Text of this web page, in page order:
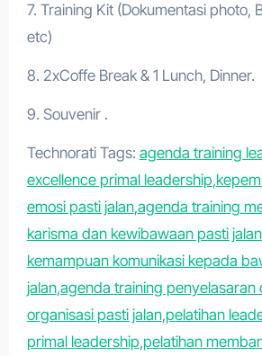
7. Training Kit (Dokumentasi photo,
etc)
8. 2xCoffe Break & 1 Lunch, Dinner.
9. Souvenir .
Technorati Tags: agenda training
excellence primal leadership,
emosi pasti jalan,agenda training
karisma dan kewibawaan pasti jalan
kemampuan komunikasi kepada
jalan,agenda training penyelasaran
organisasi pasti jalan,pelatihan
primal leadership,pelatihan